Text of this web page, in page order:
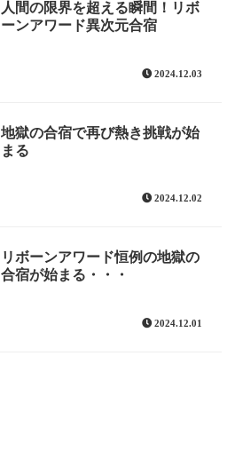
人間の限界を超える瞬間！リボ
ーンアワード異次元合宿
2024.12.03
地獄の合宿で再び熱き挑戦が始
まる
2024.12.02
リボーンアワード恒例の地獄の
合宿が始まる・・・
2024.12.01